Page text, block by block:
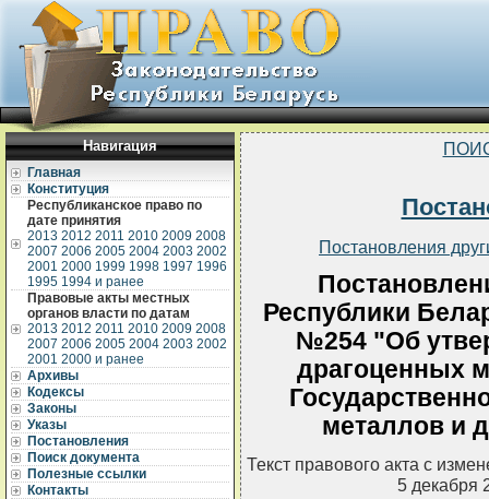
Навигация
Главная
Конституция
Республиканское право по
дате принятия
2013 2012 2011 2010 2009 2008
2007 2006 2005 2004 2003 2002
2001 2000 1999 1998 1997 1996
1995 1994 и ранее
Правовые акты местных
органов власти по датам
2013 2012 2011 2010 2009 2008
2007 2006 2005 2004 2003 2002
2001 2000 и ранее
Архивы
Кодексы
Законы
Указы
Постановления
Поиск документа
Полезные ссылки
Контакты
Постановления
Республики
№254 "Об
драгоценных
металлов и
Текст правового акта с
5 декабря